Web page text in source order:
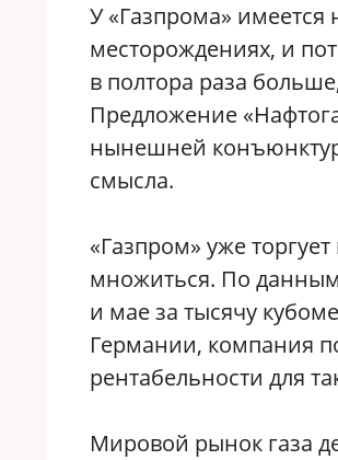
У «Газпрома»
месторождениях, и
в полтора раза
Предложение
нынешней
смысла.
«Газпром» уже
множиться. По
и мае за тысячу
Германии, компания
рентабельности для
Мировой рынок газа